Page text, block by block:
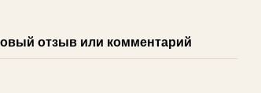
отзыв или комментарий